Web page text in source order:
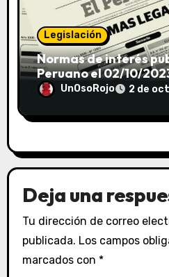
Legislación
Normas de interés
Peruano el 02/10/
UnOsoRojo 2 de
Deja una
Tu dirección de correo
publicada. Los campos
marcados con *